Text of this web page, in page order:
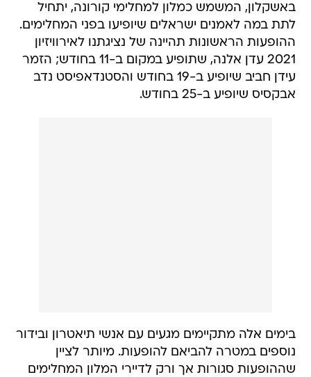
באשקלון, המשמש כמלון למחלימי קורונה, יתחיל
לתת במה לאמנים ישראלים שיופיעו בפני המחלימים.
ההופעות הראשונות תהיינה של נציגתנו לאירוויזיון
2021 עדן אלנה, שתופיע במקום ב-11 בחודש; הזמר
עידן חביב שיופיע ב-19 בחודש והסטנדאפיסט נדב
אבקסיס שיופיע ב-25 בחודש.
בימים אלה מתקיימים מגעים עם אנשי תיאטרון ובידור
נוספים במטרה להביאם להופעות. מיותר לציין
שההופעות סגורות אך ורק לדיירי המלון המחלימים